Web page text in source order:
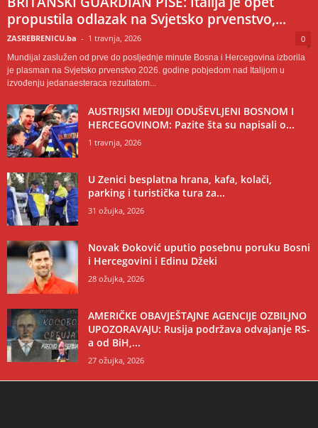
propustila odlazak na Svjetsko prvenstvo,...
ZASREBRENICU.ba - 1 travnja, 2026 0
Mundijal zaslužen od prve do posljednje minute Bosna i Hercegovina izborila
je plasman na Svjetsko prvenstvo 2026. godine pobjedom nad Italijom u
izvođenju jedanaesteraca rezultatom...
AUSTRIJSKI MEDIJI ODUŠEVLJENI BOSNOM I
HERCEGOVINOM: Pazite šta su napisali o...
1 travnja, 2026
U Zenici besplatna hrana, kafa, kolači,
parking i turistička tura za...
31 ožujka, 2026
Novak Đoković uputio posebnu poruku Bosni
i Hercegovini i Edinu Džeki
28 ožujka, 2026
AMERIČKE OBAVJEŠTAJNE AGENCIJE OZBILJNO
UPOZORAVAJU: Rusija podržava odvajanje RS-
a od BiH,...
27 ožujka, 2026